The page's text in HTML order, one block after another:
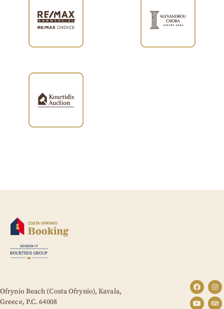
Ofrynio Beach (Costa Ofrynio), Kavala,
Greece, P.C. 64008